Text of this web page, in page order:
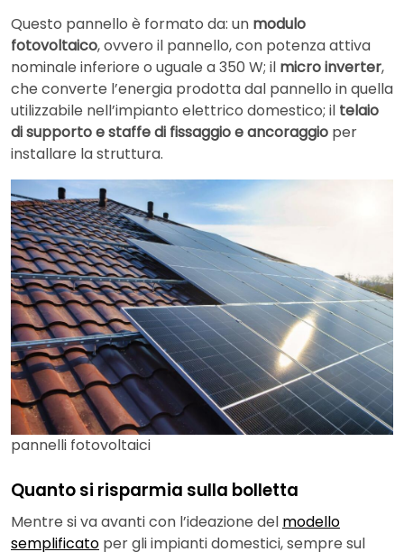
Questo pannello è formato da: un modulo
fotovoltaico, ovvero il pannello, con potenza attiva
nominale inferiore o uguale a 350 W; il micro inverter,
che converte l’energia prodotta dal pannello in quella
utilizzabile nell’impianto elettrico domestico; il telaio
di supporto e staffe di fissaggio e ancoraggio per
installare la struttura.
pannelli fotovoltaici
Quanto si risparmia sulla bolletta
Mentre si va avanti con l’ideazione del modello
semplificato per gli impianti domestici, sempre sul